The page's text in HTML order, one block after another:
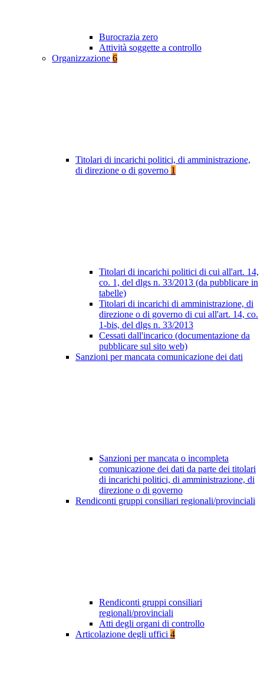
Burocrazia zero
Attività soggette a controllo
Organizzazione 6
Titolari di incarichi politici, di amministrazione,
di direzione o di governo 1
Titolari di incarichi politici di cui all'art. 14,
co. 1, del dlgs n. 33/2013 (da pubblicare in
tabelle)
Titolari di incarichi di amministrazione, di
direzione o di governo di cui all'art. 14, co.
1-bis, del dlgs n. 33/2013
Cessati dall'incarico (documentazione da
pubblicare sul sito web)
Sanzioni per mancata comunicazione dei dati
Sanzioni per mancata o incompleta
comunicazione dei dati da parte dei titolari
di incarichi politici, di amministrazione, di
direzione o di governo
Rendiconti gruppi consiliari regionali/provinciali
Rendiconti gruppi consiliari
regionali/provinciali
Atti degli organi di controllo
Articolazione degli uffici 4